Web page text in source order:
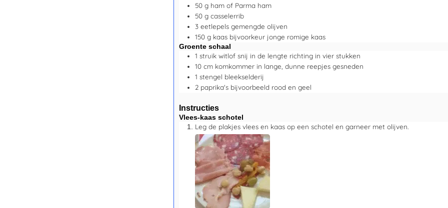
50 g ham of Parma ham
50 g casselerrib
3 eetlepels gemengde olijven
150 g kaas bijvoorkeur jonge romige kaas
Groente schaal
1 struik witlof snij in de lengte richting in vier stukken
10 cm komkommer in lange, dunne reepjes gesneden
1 stengel bleekselderij
2 paprika's bijvoorbeeld rood en geel
Instructies
Vlees-kaas schotel
Leg de plakjes vlees en kaas op een schotel en garneer met olijven.